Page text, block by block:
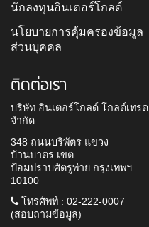
นักลงทุนอินเตอร์โกลด์
นโยบายการคุ้มครองข้อมูล
ส่วนบุคคล
ติดต่อเรา
บริษัท อินเตอร์โกลด์ โกลด์เทรด
จำกัด
348 ถนนบริพัตร แขวง
บ้านบาตร เขต
ป้อมปราบศัตรูพ่าย กรุงเทพฯ
10100
โทรศัพท์ : 02-222-0007
(สอบถามข้อมูล)